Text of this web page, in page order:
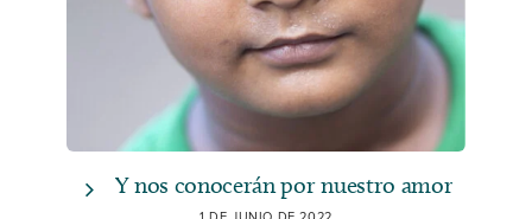
Y nos conocerán por nuestro amor